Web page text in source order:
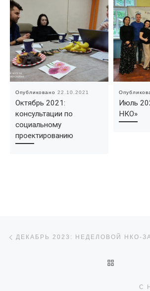
Опубликовано 22.10.2021
Октябрь 2021:
консультации по
социальному
проектированию
Июль
НКО»
Навигация по
ДЕКАБРЬ 2023: НЕДЕЛОВОЙ НКО-
С